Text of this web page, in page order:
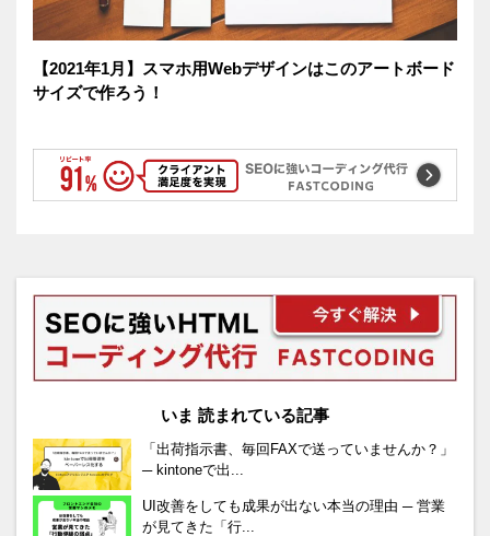
【2021年1月】スマホ用Webデザインはこのアートボード
サイズで作ろう！
いま 読まれている記事
「出荷指示書、毎回FAXで送っていませんか？」
─ kintoneで出...
UI改善をしても成果が出ない本当の理由 ─ 営業
が見てきた「行...